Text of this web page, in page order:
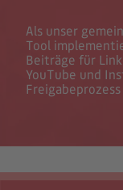
Als unser
Tool
Beiträge für
YouTube und